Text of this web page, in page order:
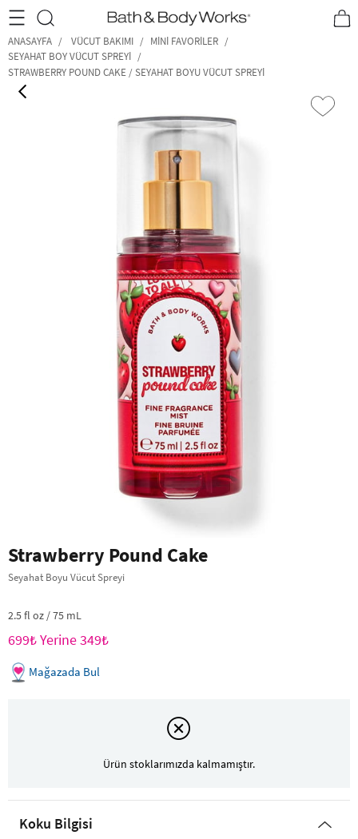
•2200₺ ve Üzeri Kargo Ücretsiz!• *Promosyon Detayları
ANASAYFA VÜCUT BAKIMI
MINI FAVORILER
SEYAHAT BOY VÜCUT SPREYI
STRAWBERRY POUND CAKE / SEYAHAT BOYU VÜCUT SPREYI
Strawberry Pound Cake
Seyahat Boyu Vücut Spreyi
2.5 fl oz / 75 mL
699₺ Yerine 349₺
Mağazada Bul
Ürün stoklarımızda kalmamıştır.
Koku Bilgisi